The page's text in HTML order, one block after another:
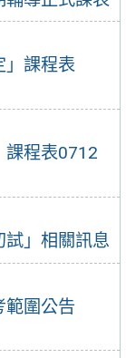
」課程表
課程表0712
」相關訊息
範圍公告